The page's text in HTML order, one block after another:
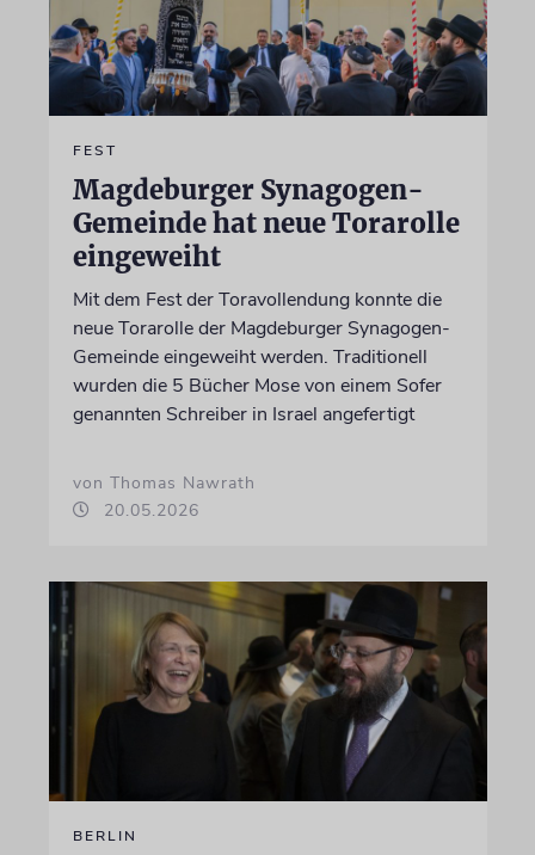
FEST
Magdeburger Synagogen-
Gemeinde hat neue Torarolle
eingeweiht
Mit dem Fest der Toravollendung konnte die
neue Torarolle der Magdeburger Synagogen-
Gemeinde eingeweiht werden. Traditionell
wurden die 5 Bücher Mose von einem Sofer
genannten Schreiber in Israel angefertigt
von Thomas Nawrath
20.05.2026
BERLIN